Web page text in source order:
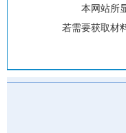
本网站所
若需要获取材